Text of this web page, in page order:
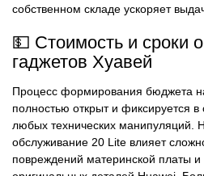
собственном складе ускоряет
💵 Стоимость и сроки
гаджетов Хуавей
Процесс формирования бюджета
полностью открыт и фиксируется в
любых технических манипуляций.
обслуживание 20 Lite влияет
повреждений материнской платы